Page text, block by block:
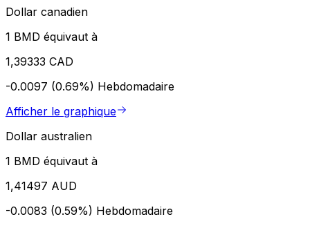
Dollar canadien
1 BMD équivaut à
1,39333 CAD
-0.0097 (0.69%) Hebdomadaire
Afficher le graphique
Dollar australien
1 BMD équivaut à
1,41497 AUD
-0.0083 (0.59%) Hebdomadaire